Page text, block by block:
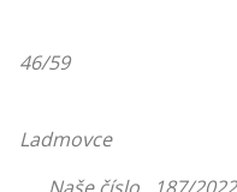
46/59
Ladmovce